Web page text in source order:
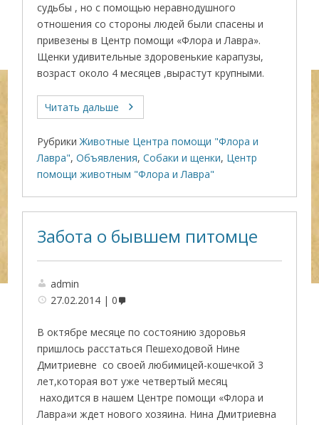
судьбы , но с помощью неравнодушного
отношения со стороны людей были спасены и
привезены в Центр помощи «Флора и Лавра».
Щенки удивительные здоровенькие карапузы,
возраст около 4 месяцев ,вырастут крупными.
Читать дальше
Рубрики Животные Центра помощи "Флора и
Лавра",Объявления,Собаки и щенки, Центр
помощи животным "Флора и Лавра"
Забота о бывшем питомце
admin
27.02.2014
0
В октябре месяце по состоянию здоровья
пришлось расстаться Пешеходовой Нине
Дмитриевне со своей любимицей-кошечкой 3
лет,которая вот уже четвертый месяц
находится в нашем Центре помощи «Флора и
Лавра»и ждет нового хозяина. Нина Дмитриевна